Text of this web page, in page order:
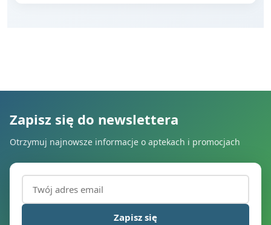
Zapisz się do newslettera
Otrzymuj najnowsze informacje o aptekach i promocjach
Adres email (wymagany)
Zapisz się